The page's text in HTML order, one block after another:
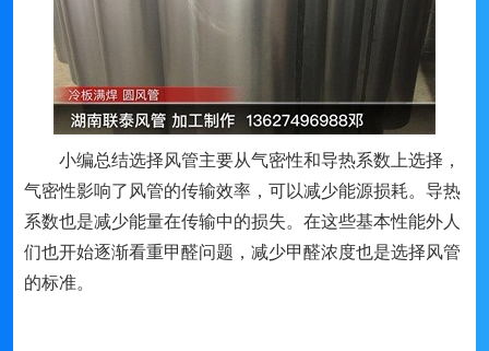
小编总结选择风管主要从气密性和导热系数上选择，
气密性影响了风管的传输效率，可以减少能源损耗。导热
系数也是减少能量在传输中的损失。在这些基本性能外人
们也开始逐渐看重甲醛问题，减少甲醛浓度也是选择风管
的标准。